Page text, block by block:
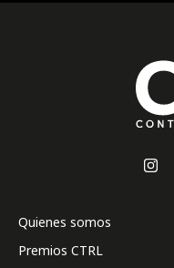
Quienes somos
Premios CTRL